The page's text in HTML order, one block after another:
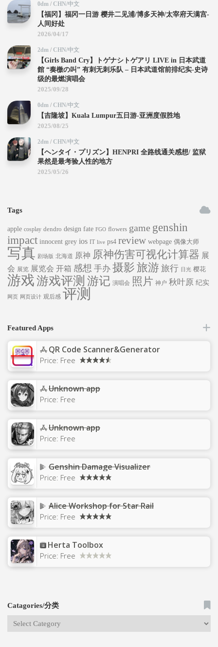
0dm / CHN/中文
【福冈】福冈一日游 樱井二见浦/博多天神/太宰府天满宫-
人间好处
2026/04/17
2dm / CHN/中文
【Girls Band Cry】トゲナシトゲアリ LIVE in 日本武道
館 “奏檄の叫” 有刺无刺乐队 – 日本武道馆前排纪实-史诗
级的最燃演唱会
2025/09/28
0dm / CHN/中文
【吉隆坡】Kuala Lumpur五日游-亚洲度假胜地
2025/08/25
2dm / CHN/中文
【ヘンタイ・プリズン】HENPRI 全路线通关感想/ 监狱
果然是最考验人性的地方
2025/05/26
Tags
apple cosplay dendro design fate FGO flowers game genshin
impact innocent grey ios IT live ps4 review webpage 偶像大师
写真 剧场版 北海道 原神 原神伤害可视化计算器 展
会 展览 展览会 开箱 感想 手办 摄影 旅游 旅行 日光 樱花
游戏游戏评测 游记 演唱会 照片 神户 秋叶原 纪实
网页 网页设计 观后感 评测
Featured Apps
QR Code Scanner&Generator
Price: Free
Unknown app
Price: Free
Unknown app
Price: Free
Genshin Damage Visualizer
Price: Free
Alice Workshop for Star Rail
Price: Free
Herta Toolbox
Price: Free
Catagories/分类